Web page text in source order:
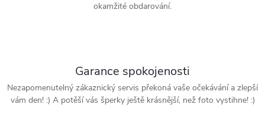
okamžité obdarování.
Garance spokojenosti
Nezapomenutelný zákaznický servis překoná vaše očekávání a zlepší
vám den! :) A potěší vás šperky ještě krásnější, než foto vystihne! :)